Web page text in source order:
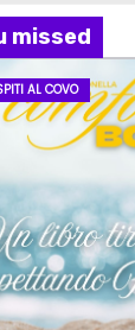
missed
AL COVO